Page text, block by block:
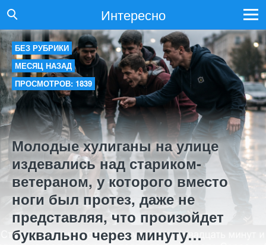
Интересно
БЕЗ РУБРИКИ
МЕСЯЦ НАЗАД
ПРОСМОТРОВ: 1839
Молодые хулиганы на улице
издевались над стариком-
ветераном, у которого вместо
ноги был протез, даже не
представляя, что произойдет
буквально через минуту…